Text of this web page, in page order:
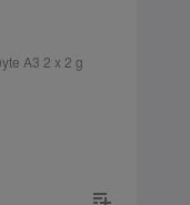
A3 2 x 2 g